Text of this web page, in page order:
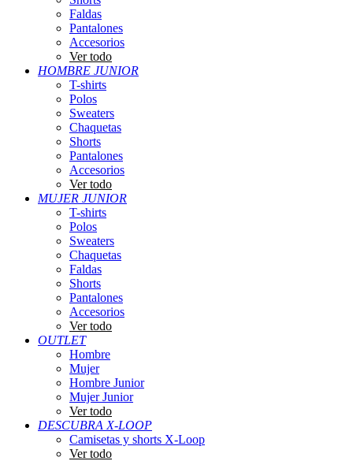
Faldas
Pantalones
Accesorios
Ver todo
HOMBRE JUNIOR
T-shirts
Polos
Sweaters
Chaquetas
Shorts
Pantalones
Accesorios
Ver todo
MUJER JUNIOR
T-shirts
Polos
Sweaters
Chaquetas
Faldas
Shorts
Pantalones
Accesorios
Ver todo
OUTLET
Hombre
Mujer
Hombre Junior
Mujer Junior
Ver todo
DESCUBRA X-LOOP
Camisetas y shorts X-Loop
Ver todo